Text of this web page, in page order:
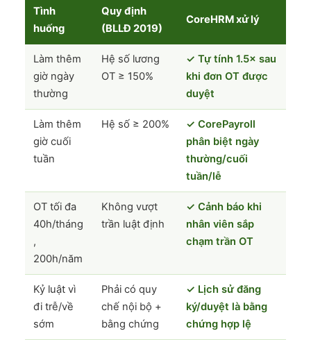
Tình
huống
Quy định
(BLLĐ 2019)
CoreHRM xử lý
Làm thêm
giờ ngày
thường
Hệ số lương
OT ≥ 150%
✓ Tự tính 1.5× sau
khi đơn OT được
duyệt
Làm thêm
giờ cuối
tuần
Hệ số ≥ 200%
✓ CorePayroll
phân biệt ngày
thường/cuối
tuần/lễ
OT tối đa
40h/tháng
,
200h/năm
Không vượt
trần luật định
✓ Cảnh báo khi
nhân viên sắp
chạm trần OT
Kỷ luật vì
đi trễ/về
sớm
Phải có quy
chế nội bộ +
bằng chứng
✓ Lịch sử đăng
ký/duyệt là bằng
chứng hợp lệ